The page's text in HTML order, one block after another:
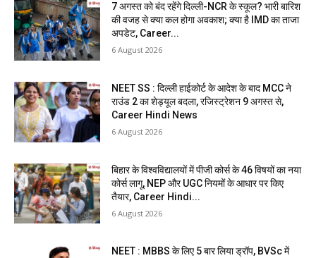
7 अगस्त को बंद रहेंगे दिल्ली-NCR के स्कूल? भारी बारिश
की वजह से क्या कल होगा अवकाश; क्या है IMD का ताजा
अपडेट, Career...
6 August 2026
NEET SS : दिल्ली हाईकोर्ट के आदेश के बाद MCC ने
राउंड 2 का शेड्यूल बदला, रजिस्ट्रेशन 9 अगस्त से,
Career Hindi News
6 August 2026
बिहार के विश्वविद्यालयों में पीजी कोर्स के 46 विषयों का नया
कोर्स लागू, NEP और UGC नियमों के आधार पर किए
तैयार, Career Hindi...
6 August 2026
NEET : MBBS के लिए 5 बार लिया ड्रॉप, BVSc में